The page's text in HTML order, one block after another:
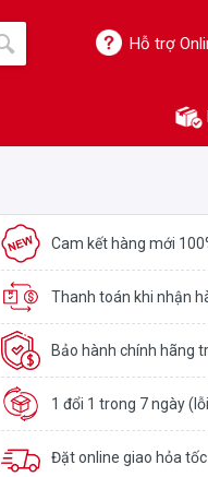
Hỗ trợ
Cam kết hàng mới
Thanh toán khi nhận
Bảo hành chính hãng
1 đổi 1 trong 7 ngày
Đặt online giao hỏa